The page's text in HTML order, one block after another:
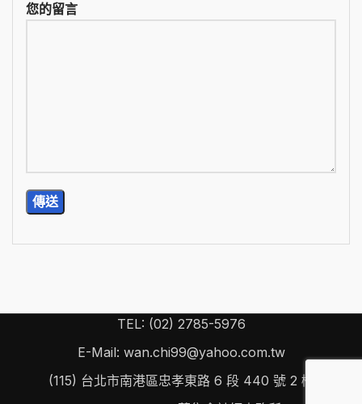
您的留言
TEL: (02) 2785-5976
E-Mail: wan.chi99@yahoo.com.tw
(115) 台北市南港區忠孝東路 6 段 440 號 2 樓